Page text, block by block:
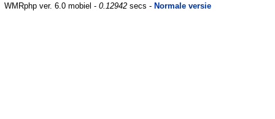
WMRphp ver. 6.0 mobiel - 0.12942 secs - Normale versie